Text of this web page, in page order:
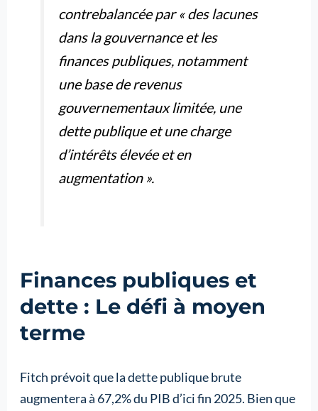
contrebalancée par « des lacunes
dans la gouvernance et les
finances publiques, notamment
une base de revenus
gouvernementaux limitée, une
dette publique et une charge
d’intérêts élevée et en
augmentation ».
Finances publiques et
dette : Le défi à moyen
terme
Fitch prévoit que la dette publique brute
augmentera à 67,2% du PIB d’ici fin 2025. Bien que